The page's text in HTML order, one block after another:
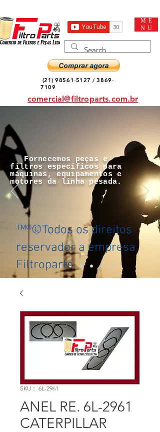
ME
NU
(21) 98561-5127 /3869-
7109
comercial@filtroparts.com.br
Fornecemos peças e
filtros específicos para
máquinas, equipamentos e
motores da linha pesada.
™®©Todos os direitos
reservador a empresa
Filtroparts.
SKU： 6L-2961
ANEL RE. 6L-2961
CATERPILLAR